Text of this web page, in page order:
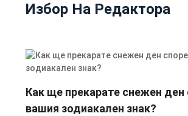
Избор На Редактора
Как ще прекарате снежен ден
вашия зодиакален знак?